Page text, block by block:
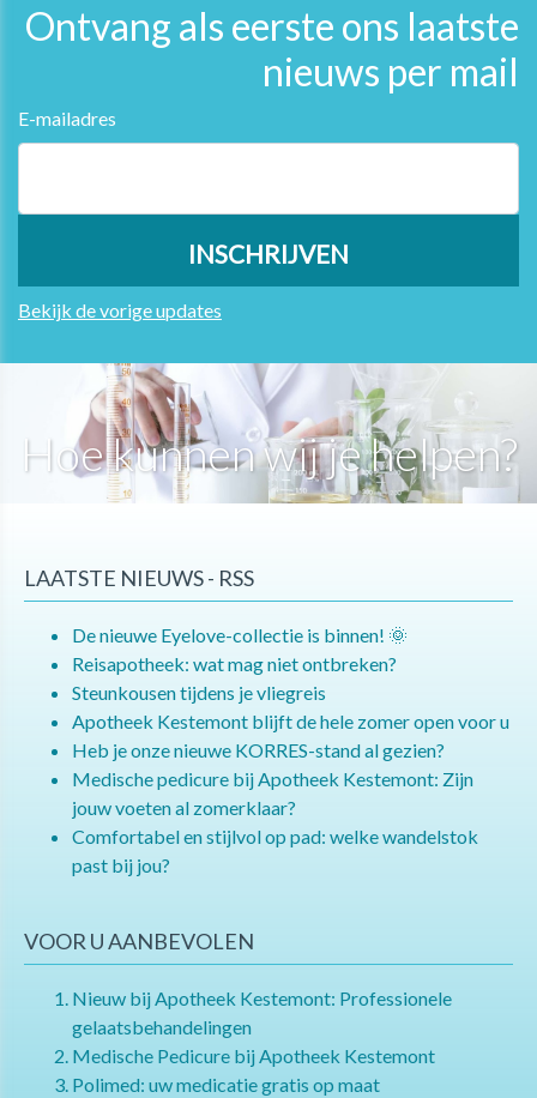
Ontvang als eerste ons laatste
nieuws per mail
E-mailadres
Bekijk de vorige updates
Hoe kunnen wij je helpen?
LAATSTE NIEUWS - RSS
De nieuwe Eyelove-collectie is binnen! 🌞
Reisapotheek: wat mag niet ontbreken?
Steunkousen tijdens je vliegreis
Apotheek Kestemont blijft de hele zomer open voor u
Heb je onze nieuwe KORRES-stand al gezien?
Medische pedicure bij Apotheek Kestemont: Zijn
jouw voeten al zomerklaar?
Comfortabel en stijlvol op pad: welke wandelstok
past bij jou?
VOOR U AANBEVOLEN
Nieuw bij Apotheek Kestemont: Professionele
gelaatsbehandelingen
Medische Pedicure bij Apotheek Kestemont
Polimed: uw medicatie gratis op maat